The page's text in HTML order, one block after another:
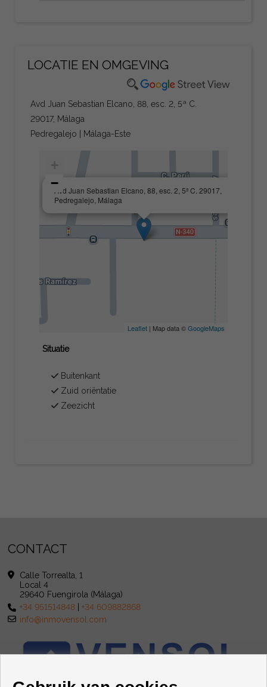
LOCATIE EN OMGEVING
Avd Juan Sebastian Elcano, 88, esc. 2, 5ª C.
29017, Málaga
Pedregalejo | Málaga-Este
Avd Juan Sebastian Elcano, 88, esc. 2, 5ª C. 29017,
Pedregalejo, Málaga
−
Leaflet| Map data ©GoogleMaps
Situatie
Buitenkant
Zuid oriëntatie
Zeezicht
CONTACT
Calle Torrealta, 1
Local 4
29640 Fuengirola (Málaga)
+34 951514848 |+34 609882868
info@inmovensol.com